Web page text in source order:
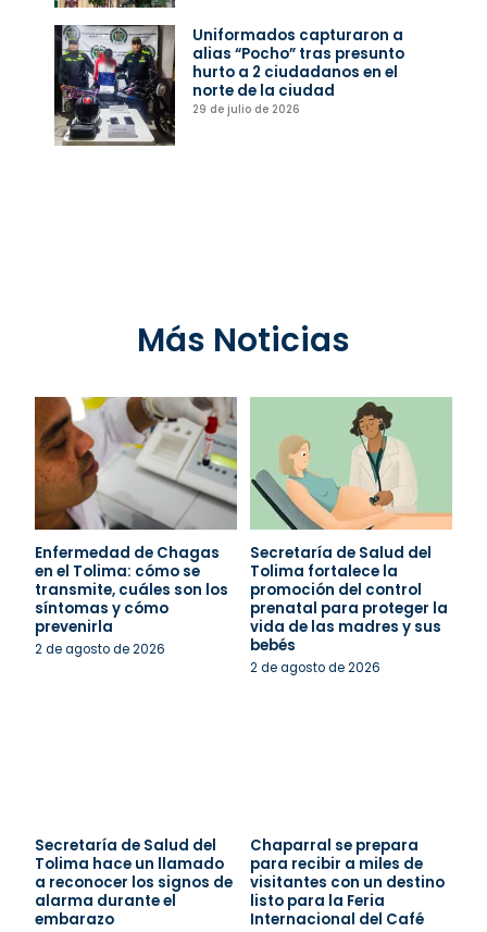
Uniformados capturaron a
alias “Pocho” tras presunto
hurto a 2 ciudadanos en el
norte de la ciudad
29 de julio de 2026
Más Noticias
Enfermedad de Chagas
en el Tolima: cómo se
transmite, cuáles son los
síntomas y cómo
prevenirla
2 de agosto de 2026
Secretaría de Salud del
Tolima fortalece la
promoción del control
prenatal para proteger la
vida de las madres y sus
bebés
2 de agosto de 2026
Secretaría de Salud del
Tolima hace un llamado
a reconocer los signos de
alarma durante el
embarazo
Chaparral se prepara
para recibir a miles de
visitantes con un destino
listo para la Feria
Internacional del Café